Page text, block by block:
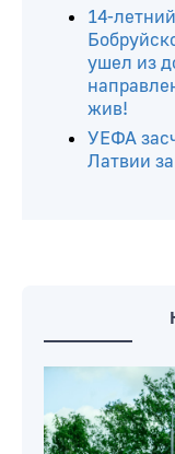
26
июльские
14-
Латвии